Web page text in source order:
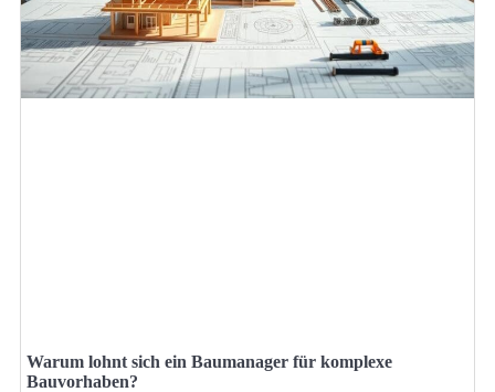
Warum lohnt sich ein Baumanager für komplexe
Bauvorhaben?